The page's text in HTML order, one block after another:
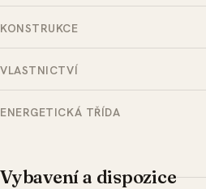
KONSTRUKCE
VLASTNICTVÍ
ENERGETICKÁ TŘÍDA
Vybavení a dispozice